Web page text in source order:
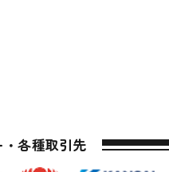
各種取引先